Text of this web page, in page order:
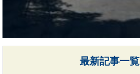
最新記事一覧